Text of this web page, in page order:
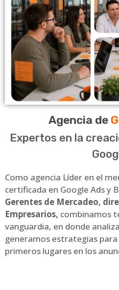
Agencia de
Expertos en la
Como agencia Líder en el
certificada en Google Ads y
Gerentes de Mercadeo,
Empresarios, combinamos
vanguardia, en donde
generamos estrategias
primeros lugares en los